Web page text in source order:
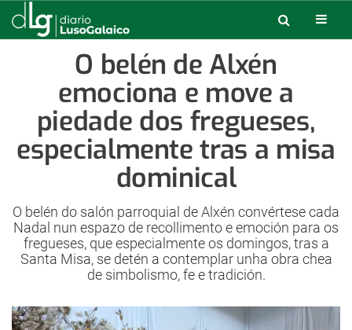
O belén de Alxén
emociona e move a
piedade dos fregueses,
especialmente tras a misa
dominical
O belén do salón parroquial de Alxén convértese cada
Nadal nun espazo de recollimento e emoción para os
fregueses, que especialmente os domingos, tras a
Santa Misa, se detén a contemplar unha obra chea
de simbolismo, fe e tradición.